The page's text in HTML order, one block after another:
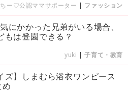
ー♡公認ママサポーター | ファッション
にかかった兄弟がいる場合、
もは登園できる？
yuki |子育て・教育
ズ】しまむら浴衣ワンピース